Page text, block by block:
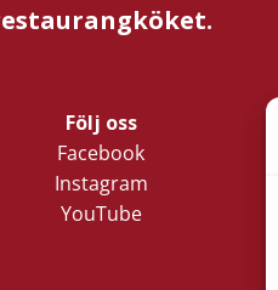
Följ oss
Facebook
Instagram
YouTube